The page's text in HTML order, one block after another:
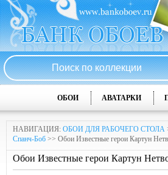
ОБОИ АВАТАРКИ
НАВИГАЦИЯ: ОБОИ ДЛЯ РАБОЧЕГО СТОЛА
Спанч-Боб >> Обои Известные герои Картун
Обои Известные герои Картун